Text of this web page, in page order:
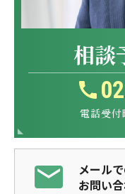
相談
電話受
メール
お問い